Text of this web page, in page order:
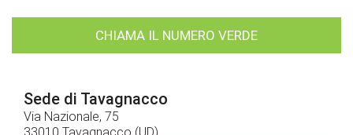
CHIAMA IL NUMERO VERDE
Sede di Tavagnacco
Via Nazionale, 75
33010 Tavagnacco (UD)